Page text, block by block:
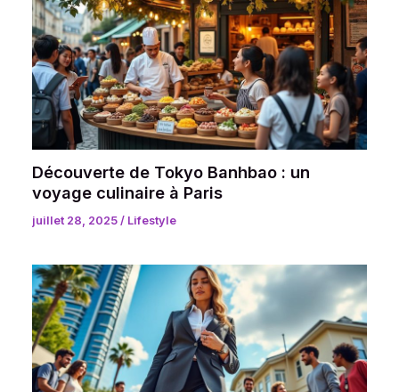
Découverte de Tokyo Banhbao : un
voyage culinaire à Paris
juillet 28, 2025/ Lifestyle